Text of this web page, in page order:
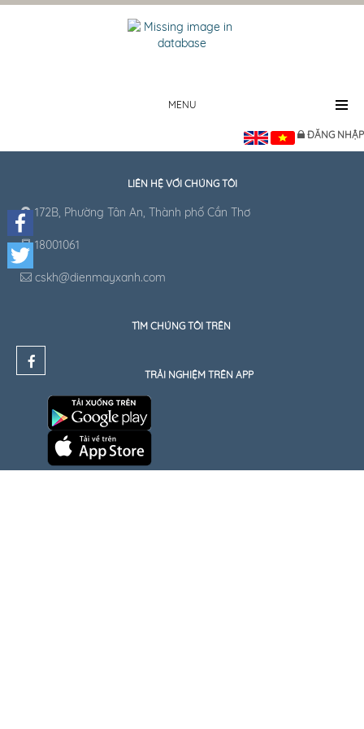
MENU
ĐĂNG NHẬP
LIÊN HỆ VỚI CHÚNG TÔI
172B, Phường Tân An, Thành phố Cần Thơ
18001061
cskh@dienmayxanh.com
TÌM CHÚNG TÔI TRÊN
TRẢI NGHIỆM TRÊN APP
Facebook
Twitter